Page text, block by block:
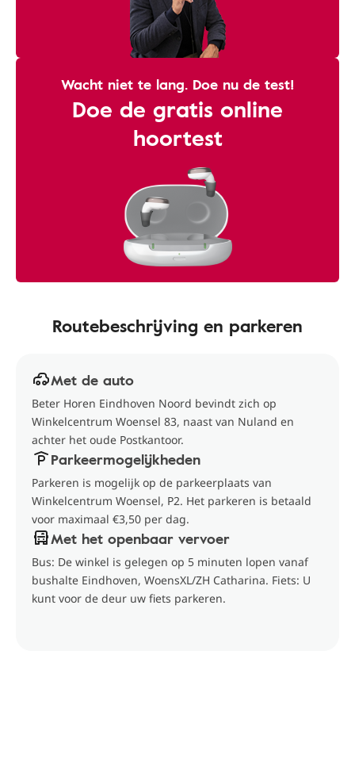
Wacht niet te lang. Doe nu de test!
Doe de gratis online
hoortest
Routebeschrijving en parkeren
Met de auto
Beter Horen Eindhoven Noord bevindt zich op
Winkelcentrum Woensel 83, naast van Nuland en
achter het oude Postkantoor.
Parkeermogelijkheden
Parkeren is mogelijk op de parkeerplaats van
Winkelcentrum Woensel, P2. Het parkeren is betaald
voor maximaal €3,50 per dag.
Met het openbaar vervoer
Bus: De winkel is gelegen op 5 minuten lopen vanaf
bushalte Eindhoven, WoensXL/ZH Catharina. Fiets: U
kunt voor de deur uw fiets parkeren.